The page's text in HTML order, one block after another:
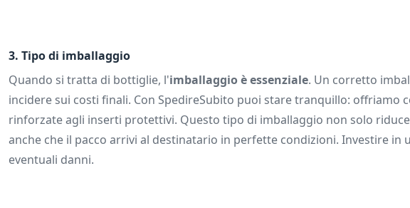
3. Tipo di imballaggio
Quando si tratta di bottiglie, l'imballaggio è essenziale. Un corretto
incidere sui costi finali. Con SpedireSubito puoi stare tranquillo:
rinforzate agli inserti protettivi. Questo tipo di imballaggio non solo
anche che il pacco arrivi al destinatario in perfette condizioni. Investire
eventuali danni.